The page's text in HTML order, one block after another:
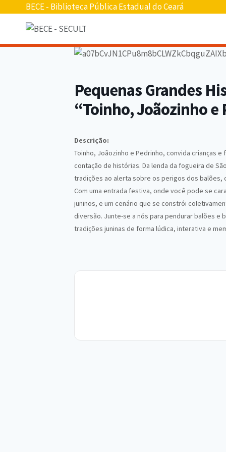
conteúdo
BECE - Biblioteca Pública Estadual do Ceará
Pequenas Grandes
“Toinho, Joãozinho e
Descrição:
Toinho, Joãozinho e Pedrinho, convida crianças
contação de histórias. Da lenda da fogueira de
tradições ao alerta sobre os perigos dos balões,
Com uma entrada festiva, onde você pode se
juninos, e um cenário que se constrói
diversão. Junte-se a nós para pendurar balões e
tradições juninas de forma lúdica, interativa e